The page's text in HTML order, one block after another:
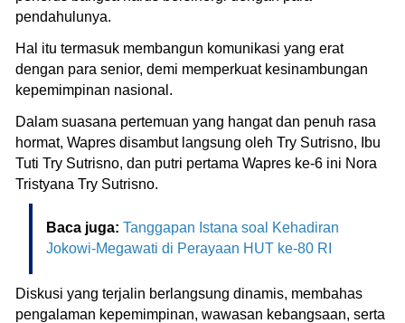
pendahulunya.
Hal itu termasuk membangun komunikasi yang erat
dengan para senior, demi memperkuat kesinambungan
kepemimpinan nasional.
Dalam suasana pertemuan yang hangat dan penuh rasa
hormat, Wapres disambut langsung oleh Try Sutrisno, Ibu
Tuti Try Sutrisno, dan putri pertama Wapres ke-6 ini Nora
Tristyana Try Sutrisno.
Baca juga: Tanggapan Istana soal Kehadiran
Jokowi-Megawati di Perayaan HUT ke-80 RI
Diskusi yang terjalin berlangsung dinamis, membahas
pengalaman kepemimpinan, wawasan kebangsaan, serta